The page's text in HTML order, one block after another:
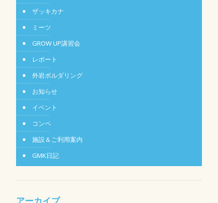
ザッキカナ
ミーツ
GROW UP講習会
レポート
外岩ボルダリング
お知らせ
イベント
コンペ
施設＆ご利用案内
GMK日記
アーカイブ